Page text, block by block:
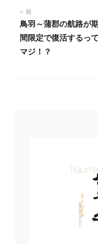
投
稿
前
鳥羽～蒲郡の航路が
間限定で復活するって
マジ！？